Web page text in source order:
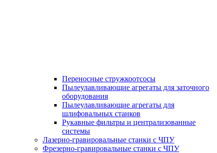
Переносные стружкоотсосы
Пылеулавливающие агрегаты для заточного
оборудования
Пылеулавливающие агрегаты для
шлифовальных станков
Рукавные фильтры и централизованные
системы
Лазерно-гравировальные станки с ЧПУ
Фрезерно-гравировальные станки с ЧПУ